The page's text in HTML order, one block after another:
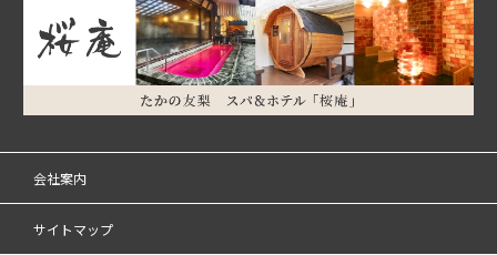
会社案内
サイトマップ